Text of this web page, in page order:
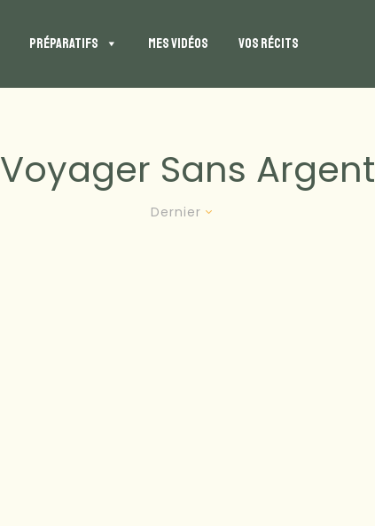
PRÉPARATIFS MES VIDÉOS VOS RÉCITS
Voyager Sans Argent
Dernier